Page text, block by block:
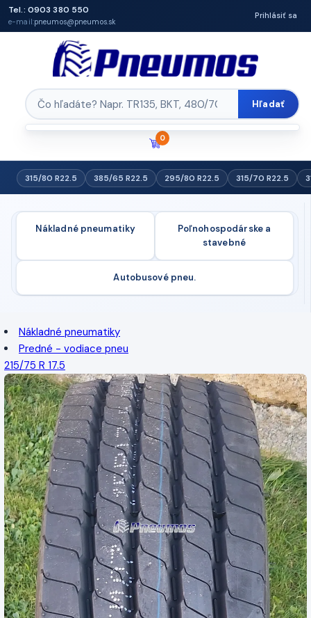
Tel.: 0903 380 550
e-mail:pneumos@pneumos.sk
Prihlásiť sa
Hľadať
0
315/80 R22.5 385/65 R22.5 295/80 R22.5 315/70 R22.5
Nákladné pneumatiky
Poľnohospodárske a
stavebné
Autobusové pneu.
Nákladné pneumatiky
Predné - vodiace pneu
215/75 R 17.5